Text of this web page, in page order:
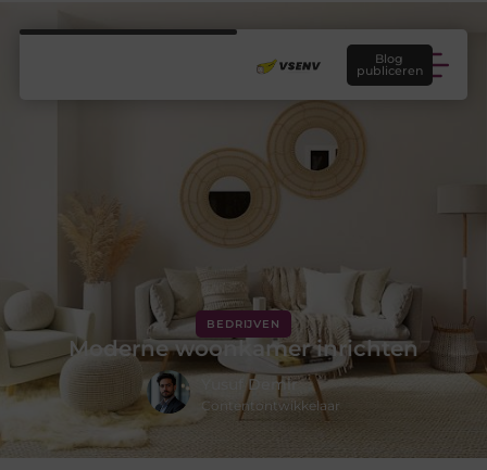
Blog
publiceren
BEDRIJVEN
Moderne woonkamer inrichten
Yusuf Demir
Contentontwikkelaar